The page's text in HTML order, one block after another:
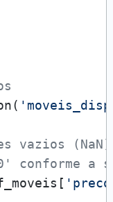
vazios (NaN)
a